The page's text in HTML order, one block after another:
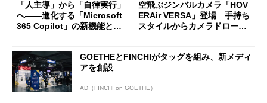
「人主導」から「自律実行」
へ――進化する「Microsoft
365 Copilot」の新機能とエ
空飛ぶジンバルカメラ「HOV
ERAir VERSA」登場 手持ち
スタイルからカメラドローン
GOETHEとFINCHIがタッグを組み、新メディ
アを創設
AD（FINCHI on GOETHE）